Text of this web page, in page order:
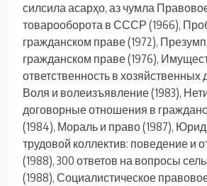
силсила асарҳо, аз чумла
товарооборота в СССР (1966),
гражданском праве (1972),
гражданском праве (1976),
ответственность в хозяйственных
Воля и волеизъявление (1983),
договорные отношения в
(1984), Мораль и право (1987),
трудовой коллектив: поведение и
(1988), 300 ответов на вопросы
(1988), Социалистическое